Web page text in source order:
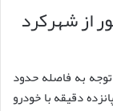
از شهرکرد
به فاصله حدود
دقیقه با خودرو